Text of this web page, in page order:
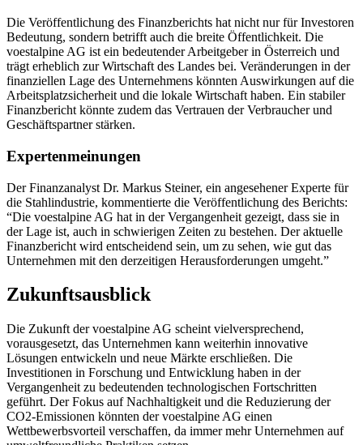
Die Veröffentlichung des Finanzberichts hat nicht nur für Investoren
Bedeutung, sondern betrifft auch die breite Öffentlichkeit. Die
voestalpine AG ist ein bedeutender Arbeitgeber in Österreich und
trägt erheblich zur Wirtschaft des Landes bei. Veränderungen in der
finanziellen Lage des Unternehmens könnten Auswirkungen auf die
Arbeitsplatzsicherheit und die lokale Wirtschaft haben. Ein stabiler
Finanzbericht könnte zudem das Vertrauen der Verbraucher und
Geschäftspartner stärken.
Expertenmeinungen
Der Finanzanalyst Dr. Markus Steiner, ein angesehener Experte für
die Stahlindustrie, kommentierte die Veröffentlichung des Berichts:
“Die voestalpine AG hat in der Vergangenheit gezeigt, dass sie in
der Lage ist, auch in schwierigen Zeiten zu bestehen. Der aktuelle
Finanzbericht wird entscheidend sein, um zu sehen, wie gut das
Unternehmen mit den derzeitigen Herausforderungen umgeht.”
Zukunftsausblick
Die Zukunft der voestalpine AG scheint vielversprechend,
vorausgesetzt, das Unternehmen kann weiterhin innovative
Lösungen entwickeln und neue Märkte erschließen. Die
Investitionen in Forschung und Entwicklung haben in der
Vergangenheit zu bedeutenden technologischen Fortschritten
geführt. Der Fokus auf Nachhaltigkeit und die Reduzierung der
CO2-Emissionen könnten der voestalpine AG einen
Wettbewerbsvorteil verschaffen, da immer mehr Unternehmen auf